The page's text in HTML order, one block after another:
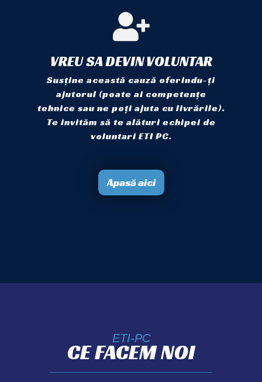
VREU SA DEVIN VOLUNTAR
Susține această cauză oferindu-ți
ajutorul (poate ai competențe
tehnice sau ne poți ajuta cu livrările).
Te invităm să te alături echipei de
voluntari ETI PC.
Apasă aici
ETI-PC
CE FACEM NOI